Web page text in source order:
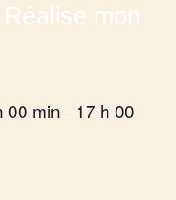
mon
00 min – 17 h 00